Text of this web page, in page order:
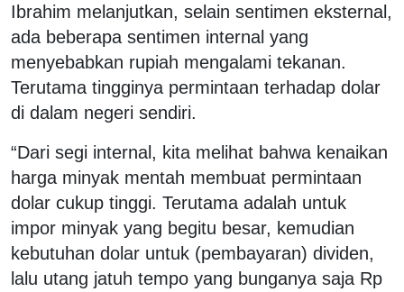
Ibrahim melanjutkan, selain sentimen eksternal,
ada beberapa sentimen internal yang
menyebabkan rupiah mengalami tekanan.
Terutama tingginya permintaan terhadap dolar
di dalam negeri sendiri.
“Dari segi internal, kita melihat bahwa kenaikan
harga minyak mentah membuat permintaan
dolar cukup tinggi. Terutama adalah untuk
impor minyak yang begitu besar, kemudian
kebutuhan dolar untuk (pembayaran) dividen,
lalu utang jatuh tempo yang bunganya saja Rp